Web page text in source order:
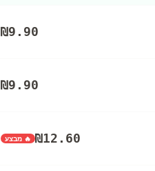
₪9.90
₪9.90
₪12.60 🔥 מבצע